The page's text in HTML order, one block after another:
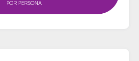
POR PERSONA